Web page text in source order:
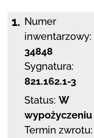
1. Numer
inwentarzowy:
34848
Sygnatura:
821.162.1-3
Status: W
wypożyczeniu
Termin zwrotu: